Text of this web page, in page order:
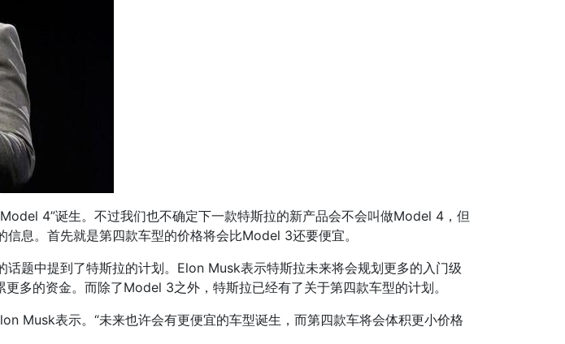
4”诞生。不过我们也不确定下一款特斯拉的新产品会不会叫做Model 4，但
息。首先就是第四款车型的价格将会比Model 3还要便宜。
题中提到了特斯拉的计划。Elon Musk表示特斯拉未来将会规划更多的入门级
多的资金。而除了Model 3之外，特斯拉已经有了关于第四款车型的计划。
Musk表示。“未来也许会有更便宜的车型诞生，而第四款车将会体积更小价格